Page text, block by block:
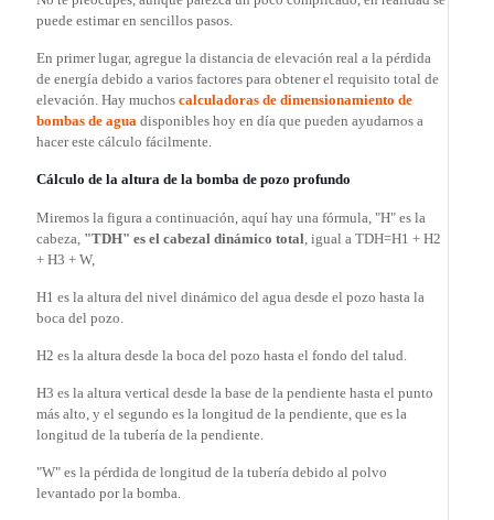
puede estimar en sencillos pasos.
En primer lugar, agregue la distancia de elevación real a la pérdida
de energía debido a varios factores para obtener el requisito total de
elevación. Hay muchos calculadoras de dimensionamiento de
bombas de agua disponibles hoy en día que pueden ayudarnos a
hacer este cálculo fácilmente.
Cálculo de la altura de la bomba de pozo profundo
Miremos la figura a continuación, aquí hay una fórmula, "H" es la
cabeza, "TDH" es el cabezal dinámico total , igual a TDH=H1 + H2
+ H3 + W,
H1 es la altura del nivel dinámico del agua desde el pozo hasta la
boca del pozo.
H2 es la altura desde la boca del pozo hasta el fondo del talud.
H3 es la altura vertical desde la base de la pendiente hasta el punto
más alto, y el segundo es la longitud de la pendiente, que es la
longitud de la tubería de la pendiente.
"W" es la pérdida de longitud de la tubería debido al polvo
levantado por la bomba.